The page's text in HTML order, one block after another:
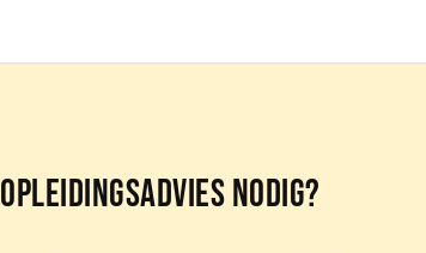
Opleidingsadvies nodig?